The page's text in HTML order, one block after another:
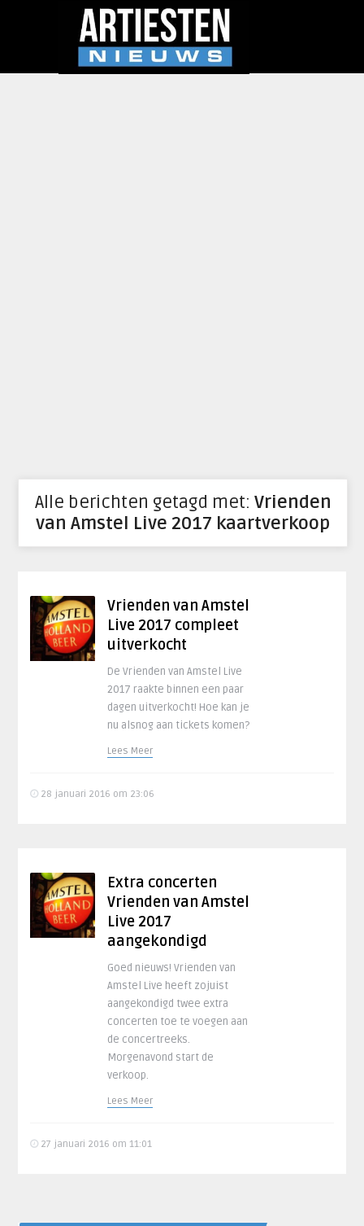
Alle berichten getagd met: Vrienden
van Amstel Live 2017 kaartverkoop
Vrienden van Amstel
Live 2017 compleet
uitverkocht
De Vrienden van Amstel Live
2017 raakte binnen een paar
dagen uitverkocht! Hoe kan je
nu alsnog aan tickets komen?
Lees Meer
28 januari 2016 om 23:06
Extra concerten
Vrienden van Amstel
Live 2017
aangekondigd
Goed nieuws! Vrienden van
Amstel Live heeft zojuist
aangekondigd twee extra
concerten toe te voegen aan
de concertreeks.
Morgenavond start de
verkoop.
Lees Meer
27 januari 2016 om 11:01